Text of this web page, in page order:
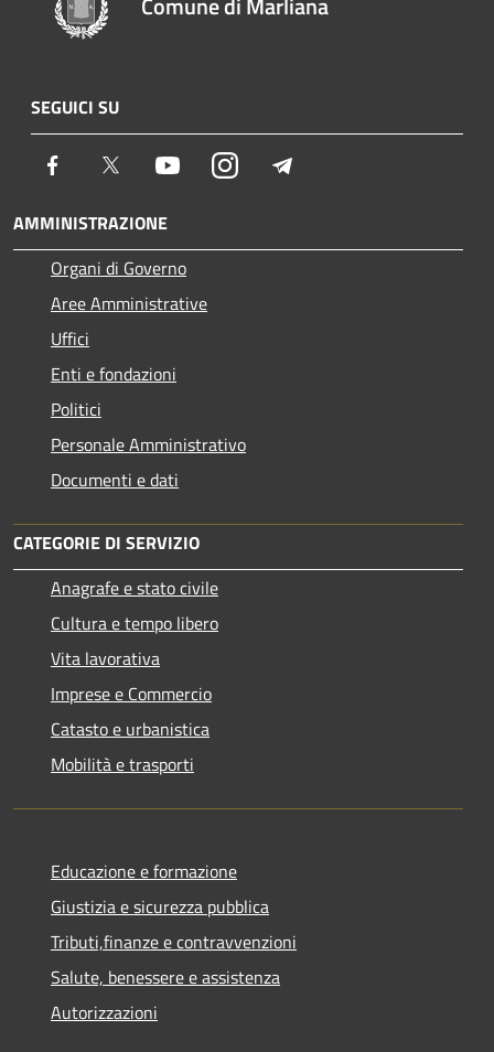
SEGUICI SU
Facebook Twitter YoutubeInstagram
AMMINISTRAZIONE
Organi di Governo
Aree Amministrative
Uffici
Enti e fondazioni
Politici
Personale Amministrativo
Documenti e dati
CATEGORIE DI SERVIZIO
Anagrafe e stato civile
Cultura e tempo libero
Vita lavorativa
Imprese e Commercio
Catasto e urbanistica
Mobilità e trasporti
Educazione e formazione
Giustizia e sicurezza pubblica
Tributi,finanze e contravvenzioni
Salute, benessere e assistenza
Autorizzazioni